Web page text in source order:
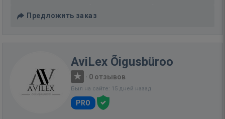
Предложить заказ
AviLex Õigusbüroo
· 0 отзывов
Был на сайте: 15 дней назад
PRO